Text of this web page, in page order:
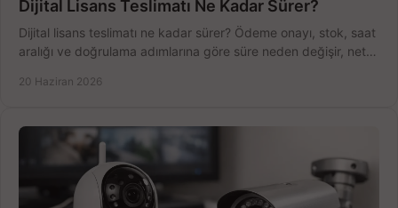
Dijital Lisans Teslimatı Ne Kadar Sürer?
Dijital lisans teslimatı ne kadar sürer? Ödeme onayı, stok, saat
aralığı ve doğrulama adımlarına göre süre neden değişir, net
20 Haziran 2026